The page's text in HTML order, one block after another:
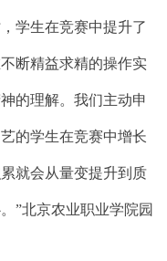
学生在竞赛中提升了
断精益求精的操作实
的理解。我们主动申
的学生在竞赛中增长
就会从量变提升到质
”北京农业职业学院园